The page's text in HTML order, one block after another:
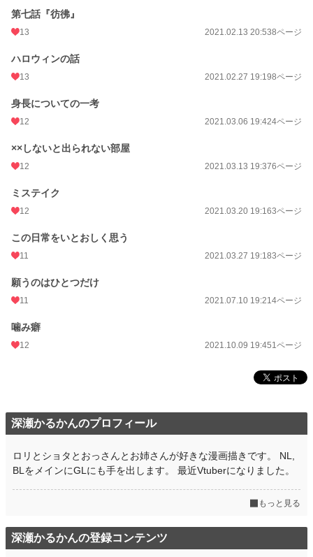
第七話『彷彿』
13 2021.02.13 20:538ページ
ハロウィンの話
13 2021.02.27 19:198ページ
身長についての一考
12 2021.03.06 19:424ページ
××しないと出られない部屋
12 2021.03.13 19:376ページ
ミステイク
12 2021.03.20 19:163ページ
この日常をいとおしく思う
11 2021.03.27 19:183ページ
願うのはひとつだけ
11 2021.07.10 19:214ページ
噛み癖
12 2021.10.09 19:451ページ
深瀬かるかんのプロフィール
ロリとショタとおっさんとお姉さんが好きな漫画描きです。 NL,
BLをメインにGLにも手を出します。 最近Vtuberになりました。
もっと見る
深瀬かるかんの登録コンテンツ